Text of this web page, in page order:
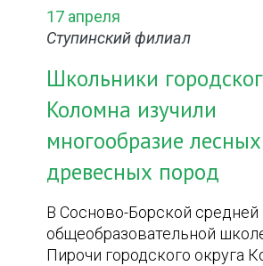
17 апреля
Ступинский филиал
Школьники
Коломна изучили
многообразие лесных
древесных пород
В Сосново-Борской средней
общеобразовательной
Пирочи городского округа